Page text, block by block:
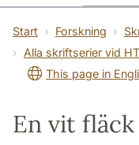
Start Forskning
Alla skriftserier vid HT
This page in
En vit